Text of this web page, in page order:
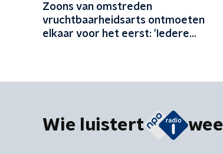
Zoons van omstreden
vruchtbaarheidsarts ontmoeten
elkaar voor het eerst: 'Iedere
Wie luistert